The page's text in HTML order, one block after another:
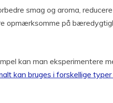
smag og aroma,
opmærksomme på
kan man eksperimentere
kan bruges i forskellige